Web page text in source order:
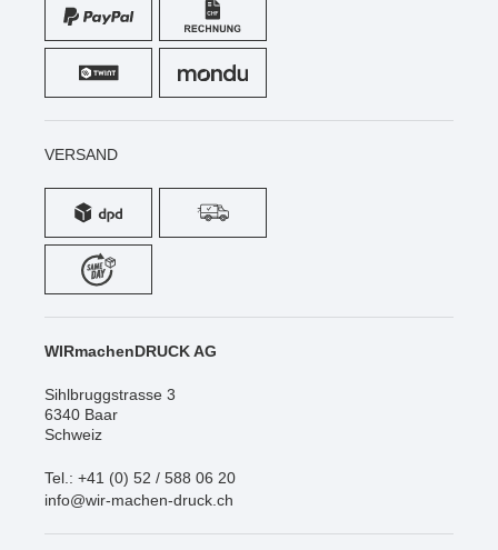
VERSAND
WIRmachenDRUCK AG
Sihlbruggstrasse 3
6340 Baar
Schweiz
Tel.: +41 (0) 52 / 588 06 20
info@wir-machen-druck.ch